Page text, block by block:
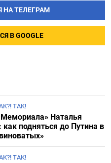
НА ТЕЛЕГРАМ
В GOOGLE
ТАК!
Наталья
как подняться до Путина в
ТАК!